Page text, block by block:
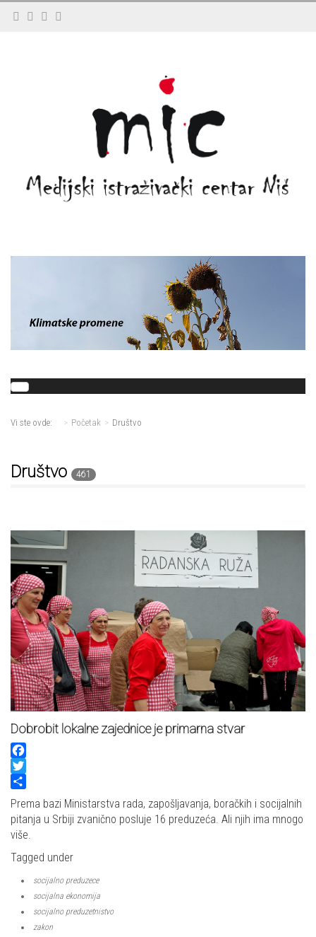
Vi ste ovde: Početak Društvo
Društvo 461
Dobrobit lokalne zajednice je primarna stvar
Facebook
Twitter
Share
Prema bazi Ministarstva rada, zapošljavanja, boračkih i socijalnih
pitanja u Srbiji zvanično posluje 16 preduzeća. Ali njih ima mnogo
više.
Tagged under
socijalno preduzece
socijalna ekonomija
socijalno preduzetnistvo
zakon